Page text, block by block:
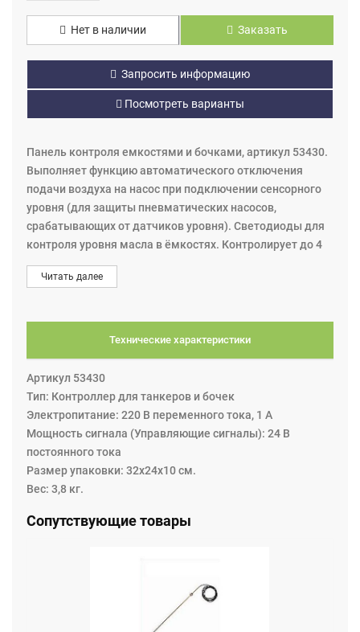
Нет в наличии Заказать
Запросить информацию
Посмотреть варианты
Панель контроля емкостями и бочками, артикул 53430.
Выполняет функцию автоматического отключения
подачи воздуха на насос при подключении сенсорного
уровня (для защиты пневматических насосов,
срабатывающих от датчиков уровня). Светодиоды для
контроля уровня масла в ёмкостях. Контролирует до 4
резервуаров или бочек. Повышенная безопасность
• Наши панели управления, электромагнитные клапаны
• Могут использоваться в датчиках уровня масла,
AdBlue®, дизельного топлива и смазки для бочки
объёмом 200 л, контейнеров IBC и ёмкостей.
Читать далее
Технические характеристики
Артикул 53430
Тип: Контроллер для танкеров и бочек
Электропитание: 220 В переменного тока, 1 А
Мощность сигнала (Управляющие сигналы): 24 В
постоянного тока
Размер упаковки: 32х24х10 см.
Вес: 3,8 кг.
Сопутствующие товары